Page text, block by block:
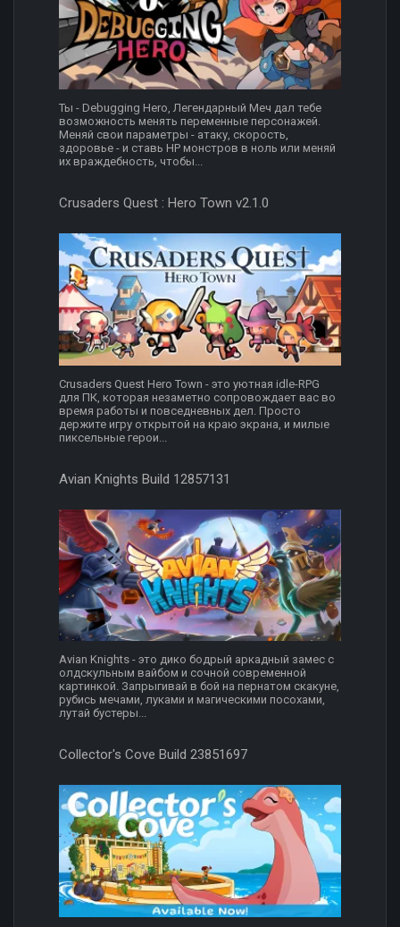
Ты - Debugging Hero, Легендарный Меч дал тебе
возможность менять переменные персонажей.
Меняй свои параметры - атаку, скорость,
здоровье - и ставь HP монстров в ноль или меняй
их враждебность, чтобы...
Crusaders Quest : Hero Town v2.1.0
Crusaders Quest Hero Town - это уютная idle-RPG
для ПК, которая незаметно сопровождает вас во
время работы и повседневных дел. Просто
держите игру открытой на краю экрана, и милые
пиксельные герои...
Avian Knights Build 12857131
Avian Knights - это дико бодрый аркадный замес с
олдскульным вайбом и сочной современной
картинкой. Запрыгивай в бой на пернатом скакуне,
рубись мечами, луками и магическими посохами,
лутай бустеры...
Collector's Cove Build 23851697